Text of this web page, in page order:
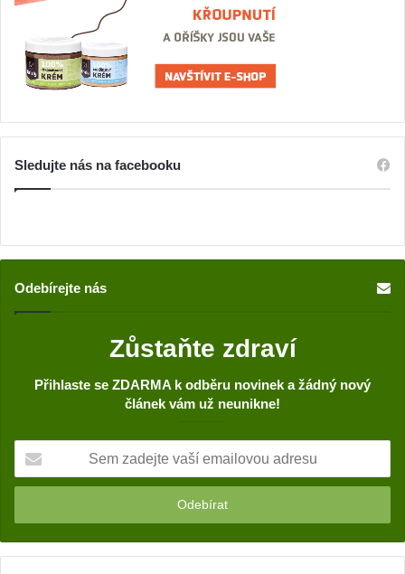
Sledujte nás na facebooku
Odebírejte nás
Zůstaňte zdraví
Přihlaste se ZDARMA k odběru novinek a žádný nový
článek vám už neunikne!
m
a
d